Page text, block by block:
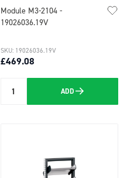
Module M3-2104 -
19026036.19V
£469.08
SKU: 19026036.19V
Quantity ADD